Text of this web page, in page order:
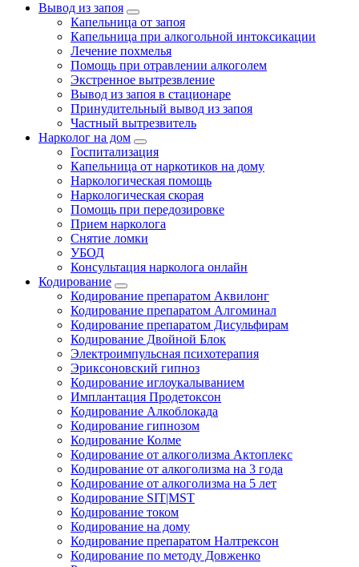
Вывод из запоя
Капельница от запоя
Капельница при алкогольной интоксикации
Лечение похмелья
Помощь при отравлении алкоголем
Экстренное вытрезвление
Вывод из запоя в стационаре
Принудительный вывод из запоя
Частный вытрезвитель
Нарколог на дом
Госпитализация
Капельница от наркотиков на дому
Наркологическая помощь
Наркологическая скорая
Помощь при передозировке
Прием нарколога
Снятие ломки
УБОД
Консультация нарколога онлайн
Кодирование
Кодирование препаратом Аквилонг
Кодирование препаратом Алгоминал
Кодирование препаратом Дисульфирам
Кодирование Двойной Блок
Электроимпульсная психотерапия
Эриксоновский гипноз
Кодирование иглоукалыванием
Имплантация Продетоксон
Кодирование Алкоблокада
Кодирование гипнозом
Кодирование Колме
Кодирование от алкоголизма Актоплекс
Кодирование от алкоголизма на 3 года
Кодирование от алкоголизма на 5 лет
Кодирование SIT|MST
Кодирование током
Кодирование на дому
Кодирование препаратом Налтрексон
Кодирование по методу Довженко